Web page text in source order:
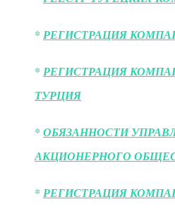
*РЕГИСТРАЦИЯ
*РЕГИСТРАЦИЯ
ТУРЦИЯ
*ОБЯЗАННОСТИ
АКЦИОНЕРНОГО
*РЕГИСТРАЦИЯ